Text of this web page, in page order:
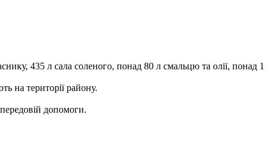
435 л сала соленого, понад 80 л смальцю та олії, понад 1
на території району.
допомоги.